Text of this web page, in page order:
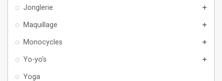
Jonglerie add
Maquillage add
Monocycles add
Yo-yo's add
Yoga